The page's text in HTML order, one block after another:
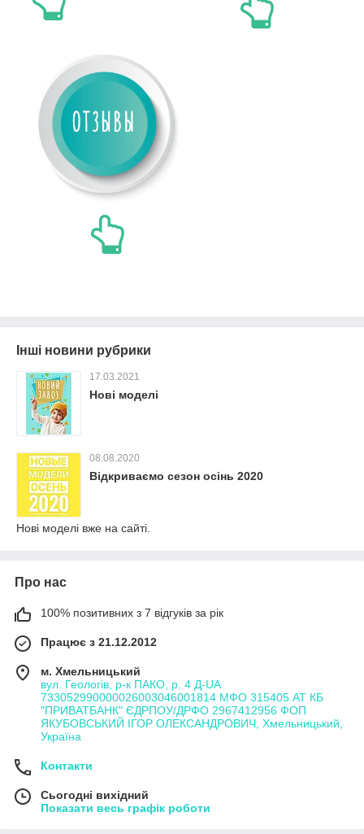
Інші новини рубрики
17.03.2021
Нові моделі
08.08.2020
Відкриваємо сезон осінь 2020
Нові моделі вже на сайті.
Про нас
100% позитивних з 7 відгуків за рік
Працює з 21.12.2012
м. Хмельницький
вул. Геологів, р-к ПАКО, р. 4 Д-UA
733052990000026003046001814 МФО 315405 АТ КБ
"ПРИВАТБАНК" ЄДРПОУ/ДРФО 2967412956 ФОП
ЯКУБОВСЬКИЙ ІГОР ОЛЕКСАНДРОВИЧ, Хмельницький,
Україна
Контакти
Сьогодні вихідний
Показати весь графік роботи